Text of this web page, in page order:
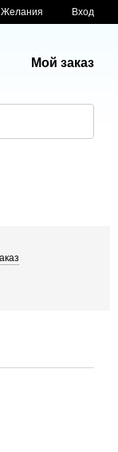
Желания Вход
Мой заказ